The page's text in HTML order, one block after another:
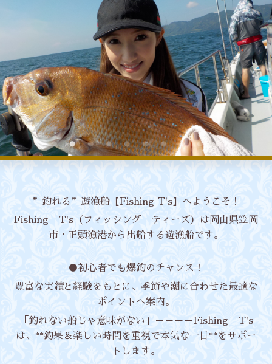
”釣れる”遊漁船【Fishing T's】へようこそ！
Fishing T's（フィッシング ティーズ）は岡山県笠岡
市・正頭漁港から出船する遊漁船です。
●初心者でも爆釣のチャンス！
豊富な実績と経験をもとに、季節や潮に合わせた最適な
ポイントへ案内。
「釣れない船じゃ意味がない」－－－－Fishing T's
は、**釣果＆楽しい時間を重視で本気な一日**をサポー
トします。